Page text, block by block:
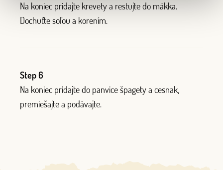
Na koniec pridajte krevety a restujte do mäkka.
Dochuťte soľou a korením.
Step 6
Na koniec pridajte do panvice špagety a cesnak,
premiešajte a podávajte.